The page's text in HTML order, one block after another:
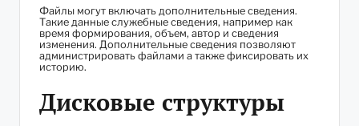
Файлы могут включать дополнительные сведения.
Такие данные служебные сведения, например как
время формирования, объем, автор и сведения
изменения. Дополнительные сведения позволяют
администрировать файлами а также фиксировать их
историю.
Дисковые структуры